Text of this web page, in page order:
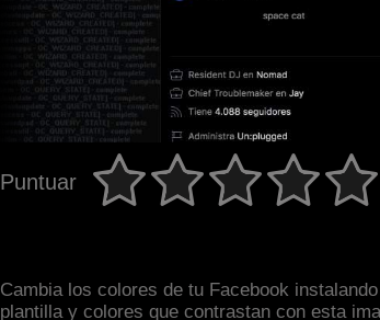
Puntuar
Cambia los colores de tu Facebook
plantilla y colores que contrastan con esta